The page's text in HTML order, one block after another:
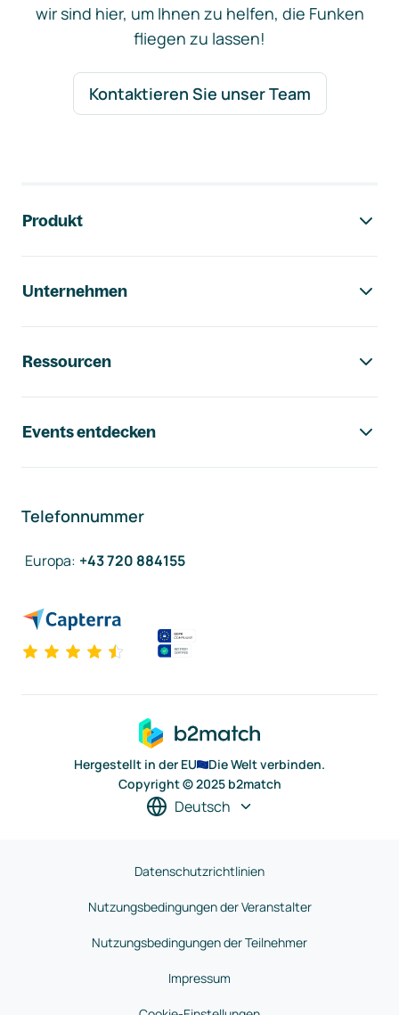
wir sind hier, um Ihnen zu helfen, die Funken
fliegen zu lassen!
Kontaktieren Sie unser Team
Produkt
Unternehmen
Ressourcen
Events entdecken
Telefonnummer
Europa: +43 720 884155
Hergestellt in der EU
Die Welt verbinden.
Copyright © 2025 b2match
Deutsch
Datenschutzrichtlinien
Nutzungsbedingungen der Veranstalter
Nutzungsbedingungen der Teilnehmer
Impressum